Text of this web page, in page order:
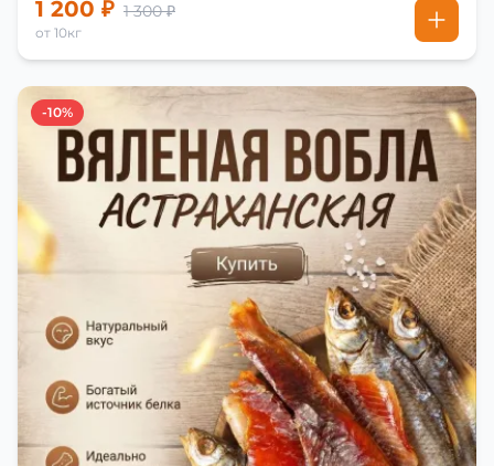
1 200 ₽ 1 300 ₽
от 10кг
-10%